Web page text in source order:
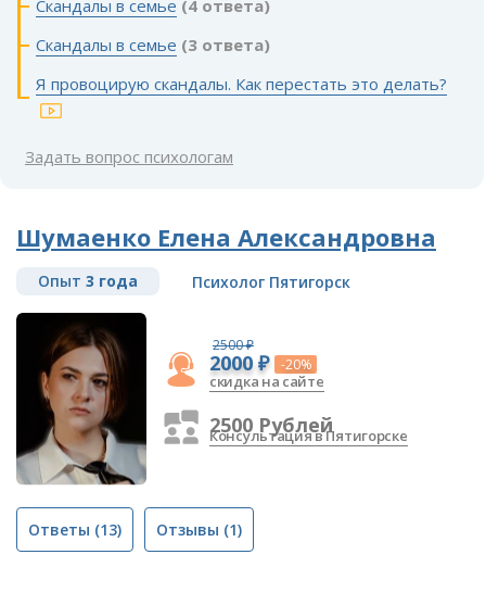
Скандалы в семье (4 ответа)
Скандалы в семье (3 ответа)
Я провоцирую скандалы. Как перестать это делать?
Задать вопрос психологам
Шумаенко Елена Александровна
Опыт 3 года Психолог Пятигорск
2500 ₽
2000 ₽ -20%
скидка на сайте
2500 Рублей
Консультация в Пятигорске
Ответы (13) Отзывы (1)